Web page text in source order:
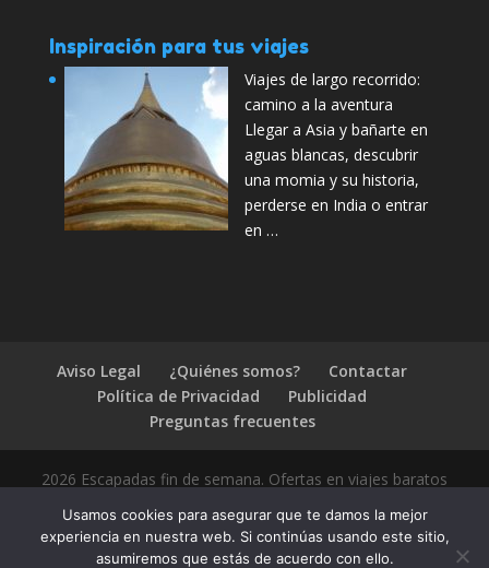
Inspiración para tus viajes
Viajes de largo recorrido:
camino a la aventura
Llegar a Asia y bañarte en
aguas blancas, descubrir
una momia y su historia,
perderse en India o entrar
en …
Aviso Legal ¿Quiénes somos?
Contactar
Política de Privacidad
Publicidad
Preguntas frecuentes
2026 Escapadas fin de semana. Ofertas en viajes baratos
Usamos cookies para asegurar que te damos la mejor
experiencia en nuestra web. Si continúas usando este sitio,
asumiremos que estás de acuerdo con ello.